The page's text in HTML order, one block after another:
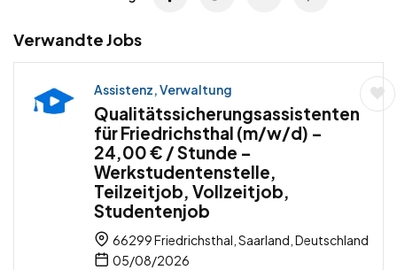
Verwandte Jobs
Assistenz, Verwaltung
Qualitätssicherungsassistenten
für Friedrichsthal (m/w/d) –
24,00 € / Stunde –
Werkstudentenstelle,
Teilzeitjob, Vollzeitjob,
Studentenjob
66299 Friedrichsthal, Saarland, Deutschland
05/08/2026